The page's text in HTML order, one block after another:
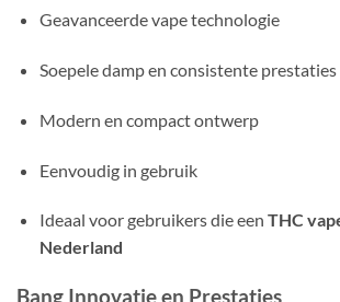
Geavanceerde vape technologie
Soepele damp en consistente prestaties
Modern en compact ontwerp
Eenvoudig in gebruik
Ideaal voor gebruikers die een THC
Nederland
Bang Innovatie en Prestaties